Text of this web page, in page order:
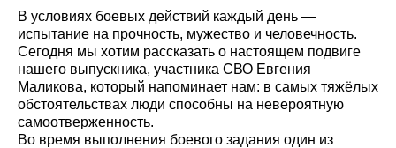
В условиях боевых действий каждый день —
испытание на прочность, мужество и человечность.
Сегодня мы хотим рассказать о настоящем подвиге
нашего выпускника, участника СВО Евгения
Маликова, который напоминает нам: в самых тяжёлых
обстоятельствах люди способны на невероятную
самоотверженность.
Во время выполнения боевого задания один из